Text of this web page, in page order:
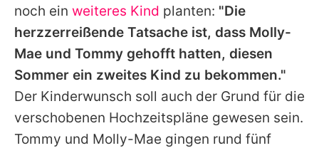
noch ein weiteres Kind planten: "Die
herzzerreißende Tatsache ist, dass Molly-
Mae und Tommy gehofft hatten, diesen
Sommer ein zweites Kind zu bekommen."
Der Kinderwunsch soll auch der Grund für die
verschobenen Hochzeitspläne gewesen sein.
Tommy und Molly-Mae gingen rund fünf